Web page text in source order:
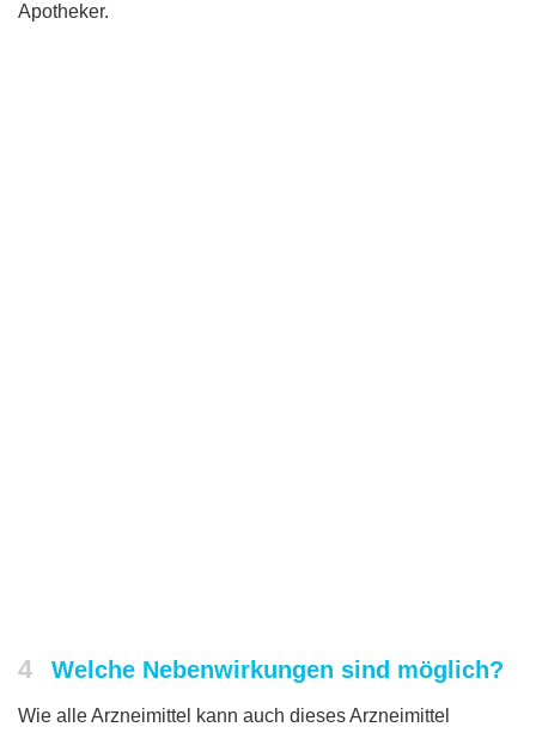
Apotheker.
4 Welche Nebenwirkungen sind möglich?
Wie alle Arzneimittel kann auch dieses Arzneimittel